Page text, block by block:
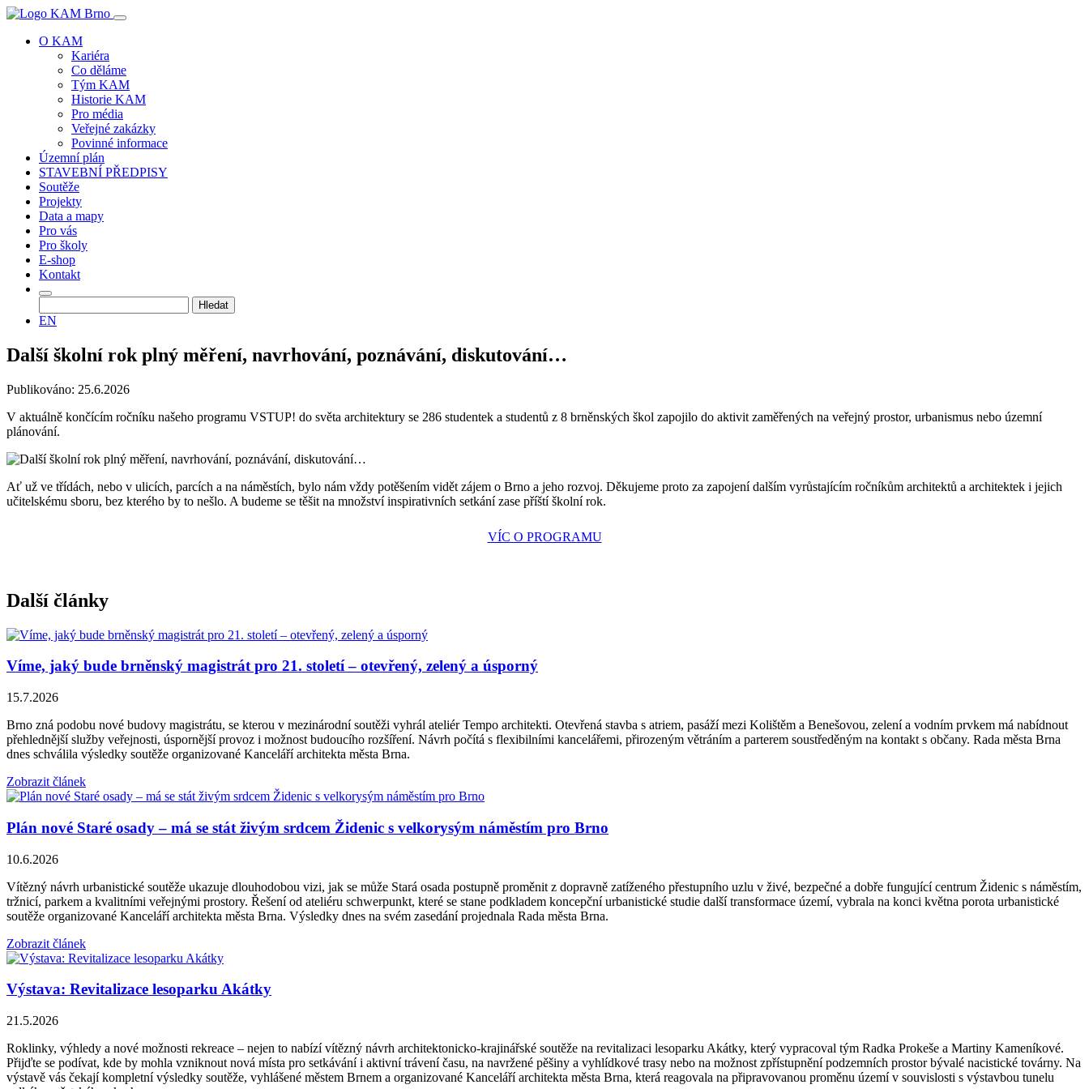
O KAM
Kariéra
Co děláme
Tým KAM
Historie KAM
Pro média
Veřejné zakázky
Povinné informace
Územní plán
STAVEBNÍ PŘEDPISY
Soutěže
Projekty
Data a mapy
Pro vás
Pro školy
E-shop
Kontakt
EN
Další školní rok plný měření, navrhování, poznávání, diskutování…
Publikováno: 25.6.2026
V aktuálně končícím ročníku našeho programu VSTUP! do světa architektury se 286 studentek a studentů z 8 brněnských škol zapojilo do aktivit zaměřených na veřejný prostor, urbanismus nebo územní
plánování.
Ať už ve třídách, nebo v ulicích, parcích a na náměstích, bylo nám vždy potěšením vidět zájem o Brno a jeho rozvoj. Děkujeme proto za zapojení dalším vyrůstajícím ročníkům architektů a architektek i jejich
učitelskému sboru, bez kterého by to nešlo. A budeme se těšit na množství inspirativních setkání zase příští školní rok.
VÍC O PROGRAMU
Další články
Víme, jaký bude brněnský magistrát pro 21. století – otevřený, zelený a úsporný
15.7.2026
Brno zná podobu nové budovy magistrátu, se kterou v mezinárodní soutěži vyhrál ateliér Tempo architekti. Otevřená stavba s atriem, pasáží mezi Kolištěm a Benešovou, zelení a vodním prvkem má nabídnout
přehlednější služby veřejnosti, úspornější provoz i možnost budoucího rozšíření. Návrh počítá s flexibilními kancelářemi, přirozeným větráním a parterem soustředěným na kontakt s občany. Rada města Brna
dnes schválila výsledky soutěže organizované Kanceláří architekta města Brna.
Zobrazit článek
Plán nové Staré osady – má se stát živým srdcem Židenic s velkorysým náměstím pro Brno
10.6.2026
Vítězný návrh urbanistické soutěže ukazuje dlouhodobou vizi, jak se může Stará osada postupně proměnit z dopravně zatíženého přestupního uzlu v živé, bezpečné a dobře fungující centrum Židenic s náměstím,
tržnicí, parkem a kvalitními veřejnými prostory. Řešení od ateliéru schwerpunkt, které se stane podkladem koncepční urbanistické studie další transformace území, vybrala na konci května porota urbanistické
soutěže organizované Kanceláří architekta města Brna. Výsledky dnes na svém zasedání projednala Rada města Brna.
Zobrazit článek
Výstava: Revitalizace lesoparku Akátky
21.5.2026
Roklinky, výhledy a nové možnosti rekreace – nejen to nabízí vítězný návrh architektonicko-krajinářské soutěže na revitalizaci lesoparku Akátky, který vypracoval tým Radka Prokeše a Martiny Kameníkové.
Přijďte se podívat, kde by mohla vzniknout nová místa pro setkávání i aktivní trávení času, na navržené pěšiny a vyhlídkové trasy nebo na možnost zpřístupnění podzemních prostor bývalé nacistické továrny. Na
výstavě vás čekají kompletní výsledky soutěže, vyhlášené městem Brnem a organizované Kanceláří architekta města Brna, která reagovala na připravovanou proměnu území v souvislosti s výstavbou tunelu